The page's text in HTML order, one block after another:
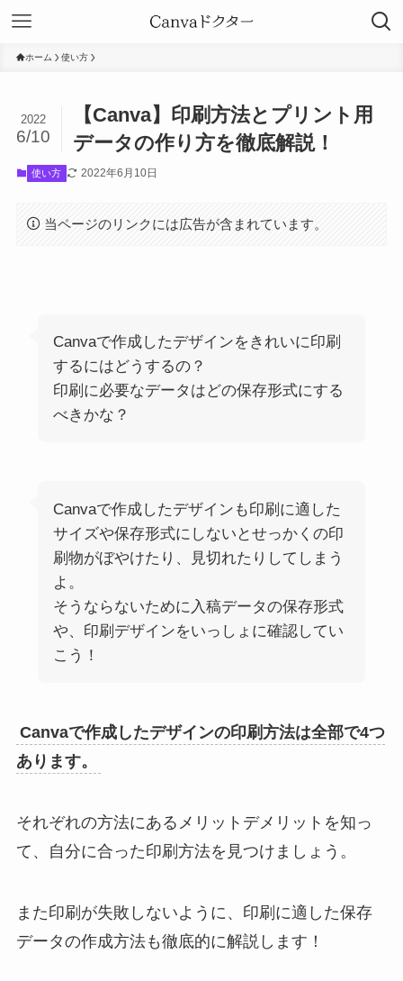
ホーム 使い方
【Canva】印刷方法とプリント用
データの作り方を徹底解説！
2022
6/10
使い方 2022年6月10日
当ページのリンクには広告が含まれています。
Canvaで作成したデザインをきれいに印刷
するにはどうするの？
印刷に必要なデータはどの保存形式にする
べきかな？
Canvaで作成したデザインも印刷に適した
サイズや保存形式にしないとせっかくの印
刷物がぼやけたり、見切れたりしてしまう
よ。
そうならないために入稿データの保存形式
や、印刷デザインをいっしょに確認してい
こう！
Canvaで作成したデザインの印刷方法は全部で4つ
あります。
それぞれの方法にあるメリットデメリットを知っ
て、自分に合った印刷方法を見つけましょう。
また印刷が失敗しないように、印刷に適した保存
データの作成方法も徹底的に解説します！